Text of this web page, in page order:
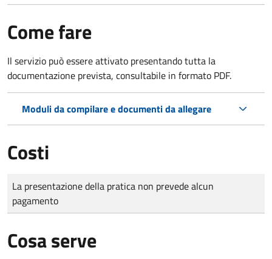
Come fare
Il servizio può essere attivato presentando tutta la
documentazione prevista, consultabile in formato PDF.
Moduli da compilare e documenti da allegare
Costi
Tipo di pagamento
Importo
La presentazione della pratica non prevede alcun
pagamento
Cosa serve